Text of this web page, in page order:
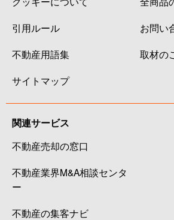
引用ルール
不動産用語集
サイトマップ
お問い
取材の
関連サービス
不動産売却の窓口
不動産業界M&A相談センタ
ー
不動産の集客ナビ